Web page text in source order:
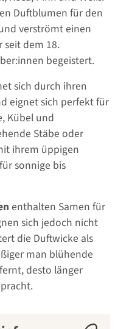
Duftblumen für den
verströmt einen
seit dem 18.
begeistert.
sich durch ihren
eignet sich perfekt für
Kübel und
Stäbe oder
ihrem üppigen
sonnige bis
enthalten Samen für
sich jedoch nicht
die Duftwicke als
man blühende
desto länger